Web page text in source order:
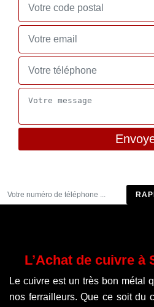
L’Achat de cuivre à
Le cuivre est un très bon métal
nos ferrailleurs. Que ce soit du